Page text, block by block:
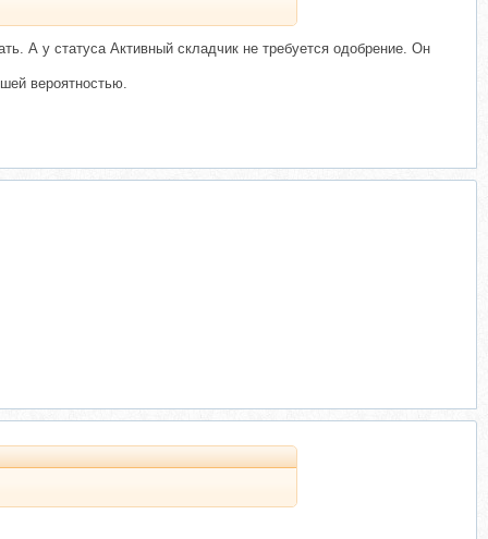
А у статуса Активный складчик не требуется одобрение. Он
вероятностью.